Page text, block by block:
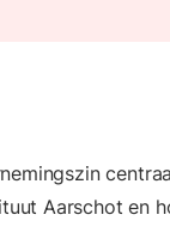
Aarschot en